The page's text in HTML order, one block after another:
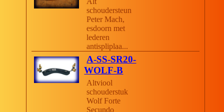
schoudersteun
Peter Mach,
esdoorn met
lederen
antispliplaa...
A-SS-SR20-
WOLF-B
Altviool
schouderstuk
Wolf Forte
Secundo